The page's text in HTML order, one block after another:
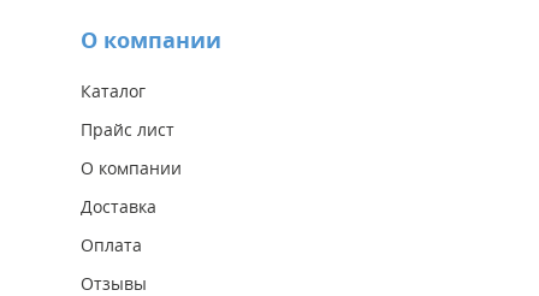
О компании
Каталог
Прайс лист
О компании
Доставка
Оплата
Отзывы